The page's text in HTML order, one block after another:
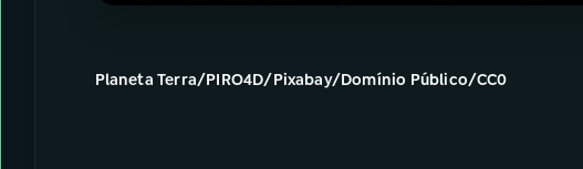
Planeta Terra/PIRO4D/Pixabay/Domínio Público/CC0